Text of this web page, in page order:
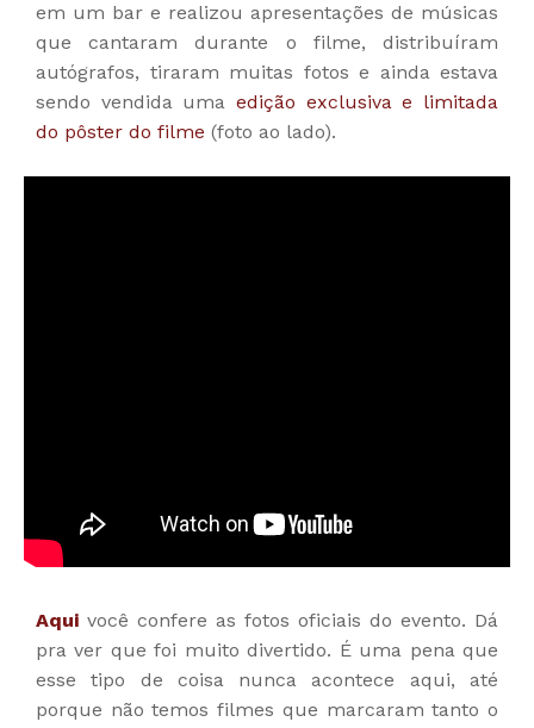
em um bar e realizou apresentações de músicas
que cantaram durante o filme, distribuíram
autógrafos, tiraram muitas fotos e ainda estava
sendo vendida uma edição exclusiva e limitada
do pôster do filme (foto ao lado).
Aqui você confere as fotos oficiais do evento. Dá
pra ver que foi muito divertido. É uma pena que
esse tipo de coisa nunca acontece aqui, até
porque não temos filmes que marcaram tanto o